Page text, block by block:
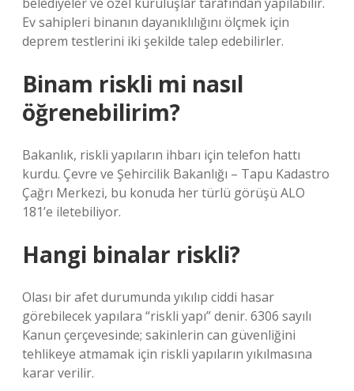
Ev sahipleri binanın dayanıklılığını ölçmek için
deprem testlerini iki şekilde talep edebilirler.
Binam riskli mi nasıl
öğrenebilirim?
Bakanlık, riskli yapıların ihbarı için telefon hattı
kurdu. Çevre ve Şehircilik Bakanlığı – Tapu Kadastro
Çağrı Merkezi, bu konuda her türlü görüşü ALO
181’e iletebiliyor.
Hangi binalar riskli?
Olası bir afet durumunda yıkılıp ciddi hasar
görebilecek yapılara “riskli yapı” denir. 6306 sayılı
Kanun çerçevesinde; sakinlerin can güvenliğini
tehlikeye atmamak için riskli yapıların yıkılmasına
karar verilir.